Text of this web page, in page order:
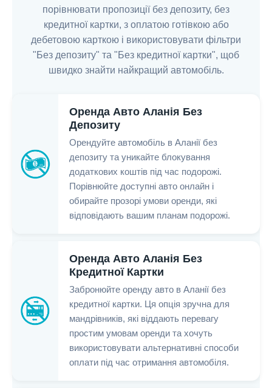
порівнювати пропозиції без депозиту, без
кредитної картки, з оплатою готівкою або
дебетовою карткою і використовувати фільтри
"Без депозиту" та "Без кредитної картки", щоб
швидко знайти найкращий автомобіль.
Оренда Авто Аланія Без
Депозиту
Орендуйте автомобіль в Аланії без
депозиту та уникайте блокування
додаткових коштів під час подорожі.
Порівнюйте доступні авто онлайн і
обирайте прозорі умови оренди, які
відповідають вашим планам подорожі.
Оренда Авто Аланія Без
Кредитної Картки
Забронюйте оренду авто в Аланії без
кредитної картки. Ця опція зручна для
мандрівників, які віддають перевагу
простим умовам оренди та хочуть
використовувати альтернативні способи
оплати під час отримання автомобіля.